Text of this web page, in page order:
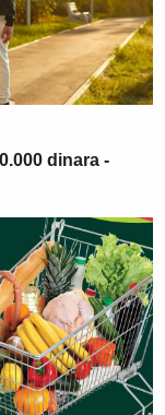
dinara -